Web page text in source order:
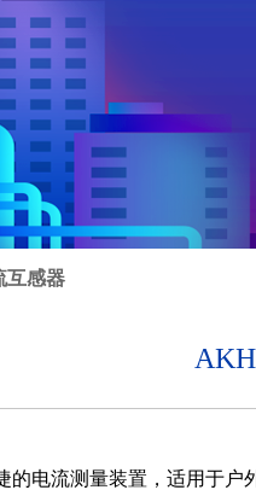
互感器
的电流测量装置，适用于